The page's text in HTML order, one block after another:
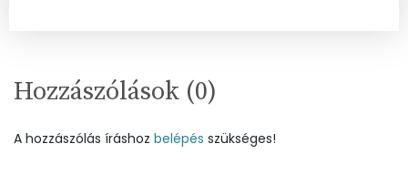
Magnézium
Hozzászólások (0)
A hozzászólás íráshoz belépés szükséges!